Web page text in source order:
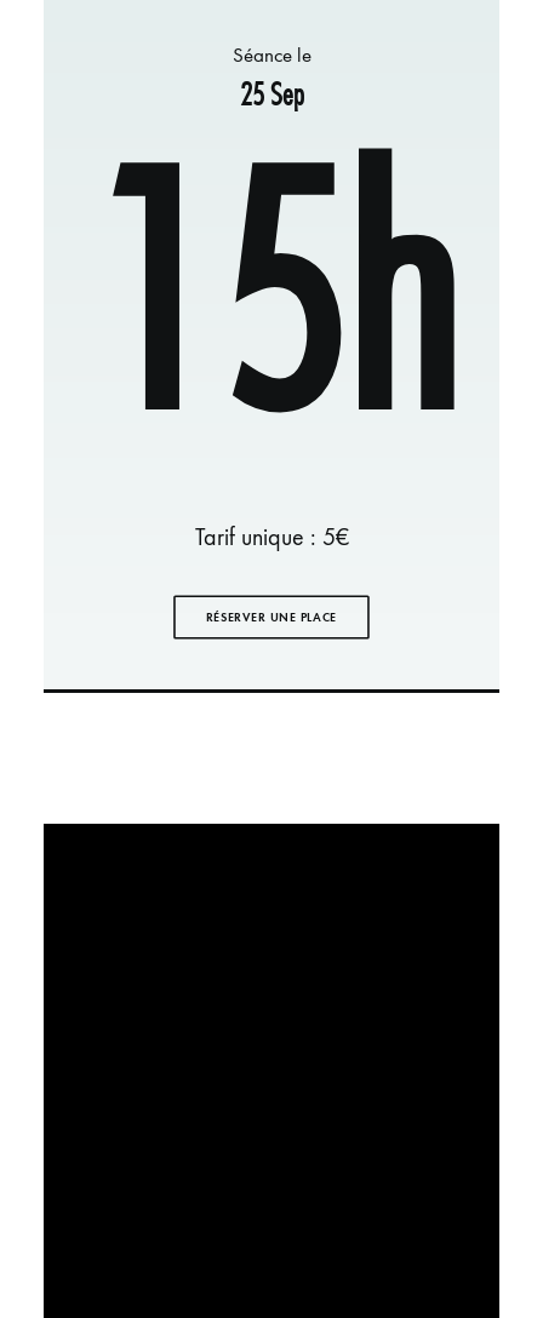
Séance le
25 Sep
15h
Tarif unique : 5€
RÉSERVER UNE PLACE